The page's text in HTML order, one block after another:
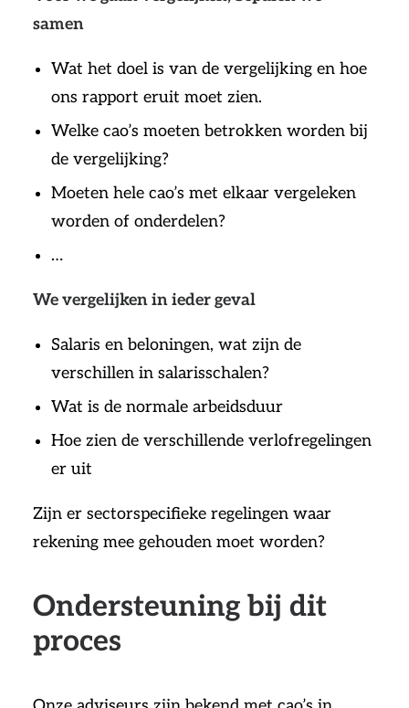
samen
Wat het doel is van de vergelijking en hoe
ons rapport eruit moet zien.
Welke cao’s moeten betrokken worden bij
de vergelijking?
Moeten hele cao’s met elkaar vergeleken
worden of onderdelen?
…
We vergelijken in ieder geval
Salaris en beloningen, wat zijn de
verschillen in salarisschalen?
Wat is de normale arbeidsduur
Hoe zien de verschillende verlofregelingen
er uit
Zijn er sectorspecifieke regelingen waar
rekening mee gehouden moet worden?
Ondersteuning bij dit
proces